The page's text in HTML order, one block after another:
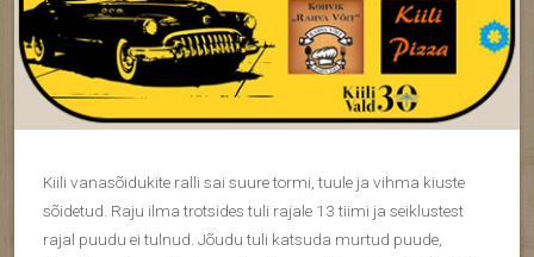
Kiili vanasõidukite ralli sai suure tormi, tuule ja vihma kiuste
sõidetud. Raju ilma trotsides tuli rajale 13 tiimi ja seiklustest
rajal puudu ei tulnud. Jõudu tuli katsuda murtud puude,